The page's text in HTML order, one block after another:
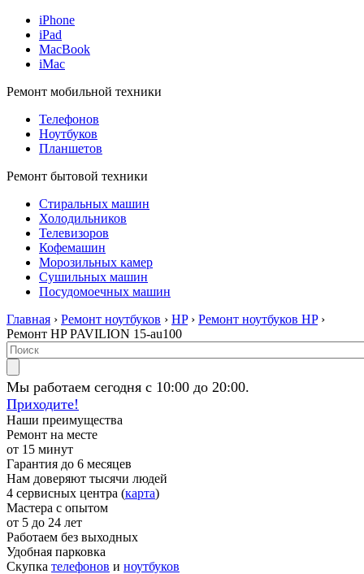
iPhone
iPad
MacBook
iMac
Ремонт мобильной техники
Телефонов
Ноутбуков
Планшетов
Ремонт бытовой техники
Стиральных машин
Холодильников
Телевизоров
Кофемашин
Морозильных камер
Сушильных машин
Посудомоечных машин
Главная › Ремонт ноутбуков › HP› Ремонт ноутбуков HP›
Ремонт HP PAVILION 15-au100
Мы работаем сегодня с 10:00 до 20:00.
Приходите!
Наши преимущества
Ремонт на месте
от 15 минут
Гарантия до 6 месяцев
Нам доверяют тысячи людей
4 сервисных центра (карта)
Мастера с опытом
от 5 до 24 лет
Работаем без выходных
Удобная парковка
Скупка телефонов и ноутбуков